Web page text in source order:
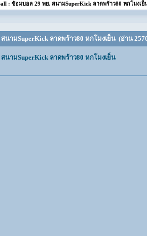
: ซ้อมบอล 29 พย. สนามSuperKick ลาดพร้าว80 หกโมงเย็
ามSuperKick ลาดพร้าว80 หกโมงเย็น (อ่าน
นามSuperKick ลาดพร้าว80 หกโมงเย็น